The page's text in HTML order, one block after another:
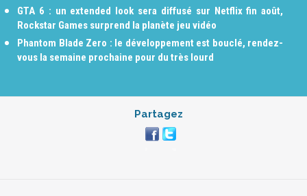
GTA 6 : un extended look sera diffusé sur Netflix fin août,
Rockstar Games surprend la planète jeu vidéo
Phantom Blade Zero : le développement est bouclé, rendez-
vous la semaine prochaine pour du très lourd
Partagez